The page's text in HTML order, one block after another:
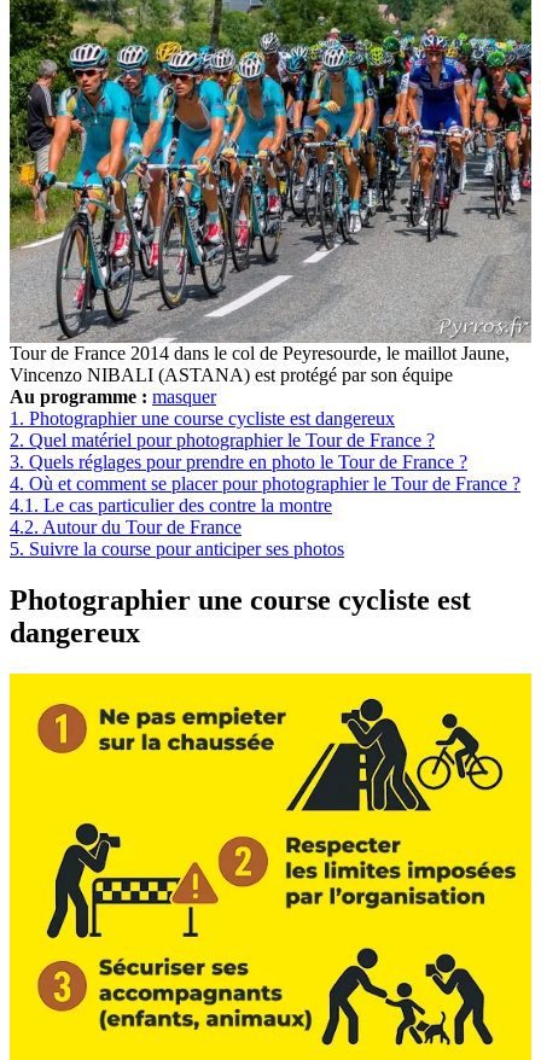
Tour de France 2014 dans le col de Peyresourde, le maillot Jaune,
Vincenzo NIBALI (ASTANA) est protégé par son équipe
Au programme : masquer
1. Photographier une course cycliste est dangereux
2. Quel matériel pour photographier le Tour de France ?
3. Quels réglages pour prendre en photo le Tour de France ?
4. Où et comment se placer pour photographier le Tour de France ?
4.1. Le cas particulier des contre la montre
4.2. Autour du Tour de France
5. Suivre la course pour anticiper ses photos
Photographier une course cycliste est
dangereux